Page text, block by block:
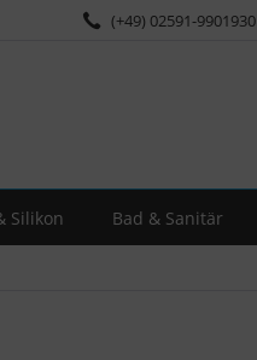
(+49) 02591-9901930
Silikon Bad & Sanitär